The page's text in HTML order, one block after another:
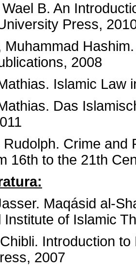
B. An
Press,
Hashim.
2008
Islamic Law
Das
Crime and
16th to the 21th
Maqásid al-
Institute of Islamic
Introduction to
2007